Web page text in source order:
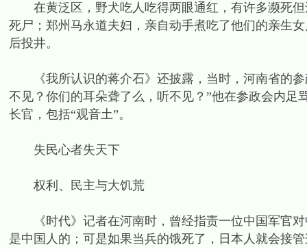
在黄泛区，野犬吃人吃得两眼通红，有许多濒死但
死尸；郑州马永道夫妇，亲自动手煮吃了他们的亲生
后投井。
《我所认识的蒋介石》还披露，当时，河南省的参
不见？你们的耳朵聋了么，听不见？”他在参政会内
长官，包括“观音土”。
失民心者失天下
权利、民主与大饥荒
《时代》记者在河南时，曾经指责一位中国军官对
是中国人的；可是如果当兵的饿死了，日本人就会接